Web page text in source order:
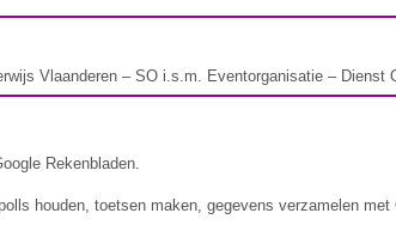
Vlaanderen – SO i.s.m. Eventorganisatie – Dienst
Rekenbladen.
houden, toetsen maken, gegevens verzamelen met